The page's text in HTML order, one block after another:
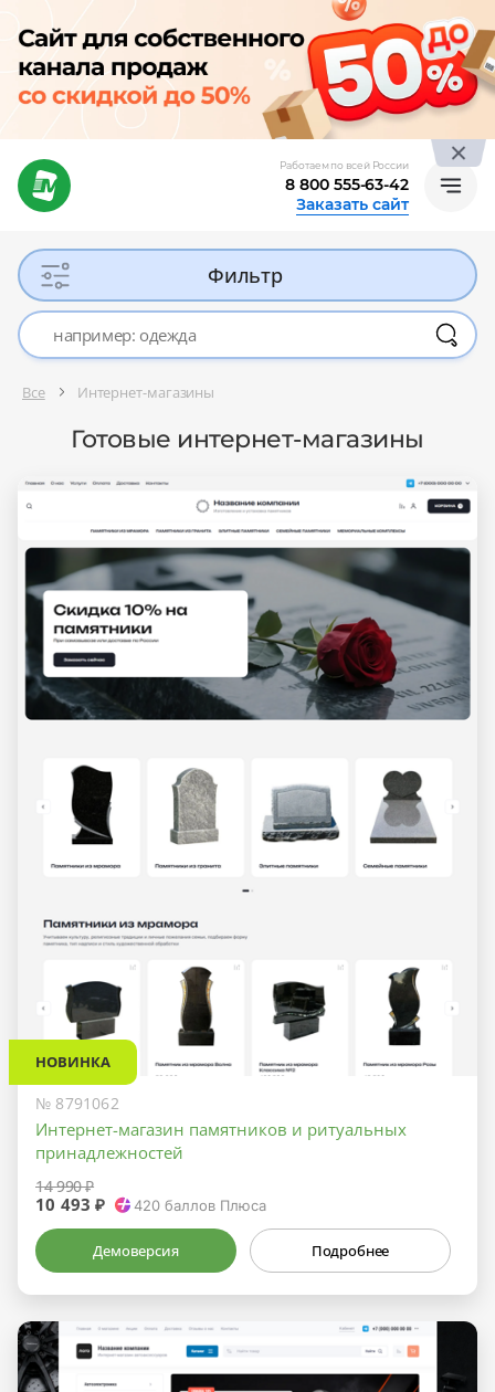
Работаем по всей России
8 800 555-63-42
Заказать сайт
Фильтр
Все Интернет-магазины
Готовые интернет-магазины
НОВИНКА
№ 8791062
Интернет-магазин памятников и ритуальных
принадлежностей
14 990 ₽
10 493 ₽ 420баллов Плюса
Демоверсия Подробнее